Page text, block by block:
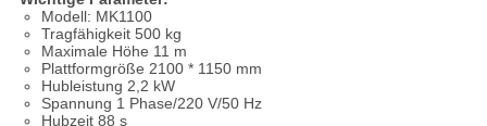
Modell: MK1100
Tragfähigkeit 500 kg
Maximale Höhe 11 m
Plattformgröße 2100 * 1150 mm
Hubleistung 2,2 kW
Spannung 1 Phase/220 V/50 Hz
Hubzeit 88 s